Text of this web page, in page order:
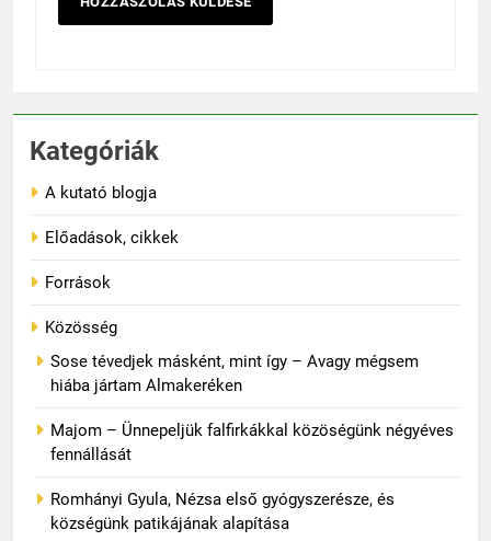
Kategóriák
A kutató blogja
Előadások, cikkek
Források
Közösség
Sose tévedjek másként, mint így – Avagy mégsem
hiába jártam Almakeréken
Majom – Ünnepeljük falfirkákkal közöségünk négyéves
fennállását
Romhányi Gyula, Nézsa első gyógyszerésze, és
községünk patikájának alapítása